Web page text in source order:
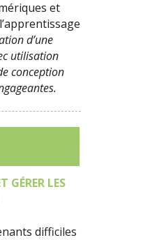
et
d’une
utilisation
conception
GÉRER LES
difficiles